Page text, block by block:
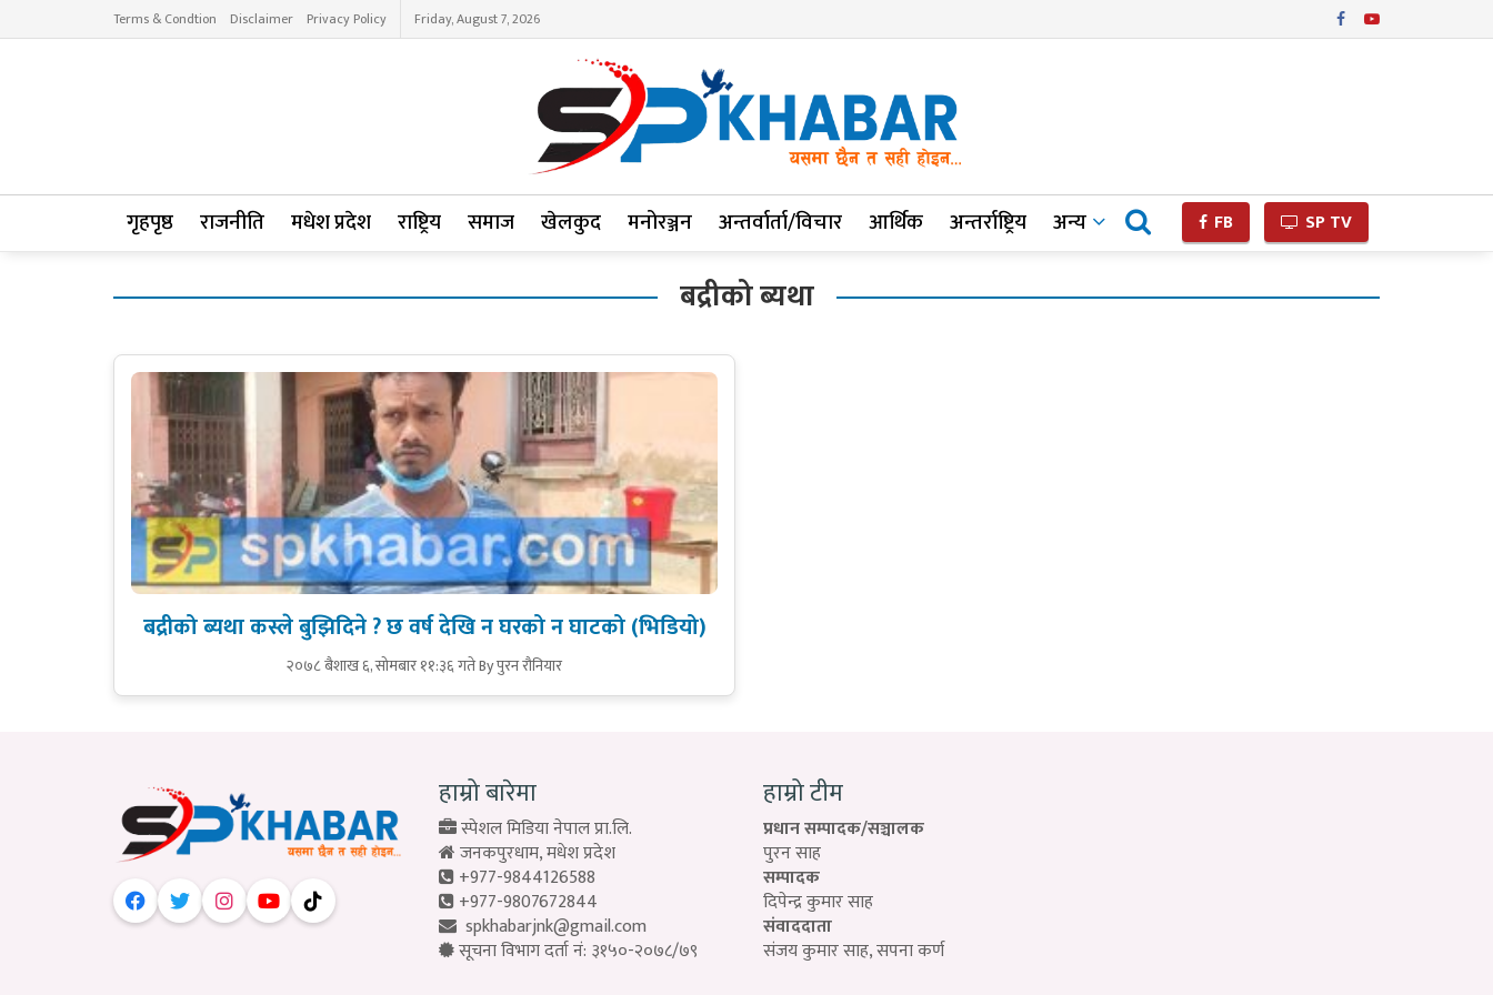
Terms & Condtion Disclaimer Privacy Policy Friday, August 7, 2026
गृहपृष्ठ राजनीति मधेश प्रदेश राष्ट्रिय समाज खेलकुद मनोरञ्जन अन्तर्वार्ता/विचार आर्थिक अन्तर्राष्ट्रिय अन्य FB SP TV
बद्रीको ब्यथा
बद्रीको ब्यथा कस्ले बुझिदिने ? छ वर्ष देखि न घरको न घाटको (भिडियो)
२०७८ बैशाख ६, सोमबार ११:३६ गतेBy पुरन रौनियार
हाम्रो बारेमा
स्पेशल मिडिया नेपाल प्रा.लि.
जनकपुरधाम, मधेश प्रदेश
+977-9844126588
+977-9807672844
spkhabarjnk@gmail.com
सूचना विभाग दर्ता नं: ३१५०-२०७८/७९
हाम्रो टीम
प्रधान सम्पादक/सञ्चालक
पुरन साह
सम्पादक
दिपेन्द्र कुमार साह
संवाददाता
संजय कुमार साह, सपना कर्ण